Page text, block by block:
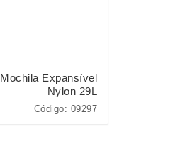
Mochila Expansível
Nylon 29L
Código: 09297